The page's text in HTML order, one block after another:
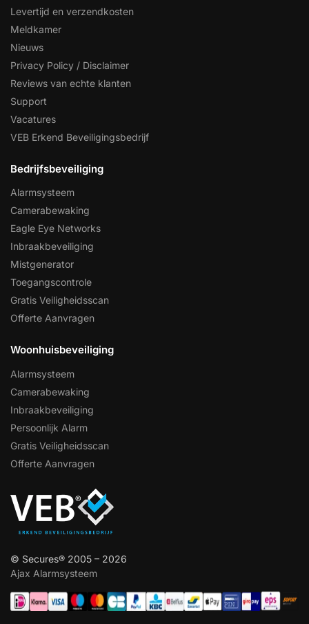
Levertijd en verzendkosten
Meldkamer
Nieuws
Privacy Policy / Disclaimer
Reviews van echte klanten
Support
Vacatures
VEB Erkend Beveiligingsbedrijf
Bedrijfsbeveiliging
Alarmsysteem
Camerabewaking
Eagle Eye Networks
Inbraakbeveiliging
Mistgenerator
Toegangscontrole
Gratis Veiligheidsscan
Offerte Aanvragen
Woonhuisbeveiliging
Alarmsysteem
Camerabewaking
Inbraakbeveiliging
Persoonlijk Alarm
Gratis Veiligheidsscan
Offerte Aanvragen
© Secures® 2005 – 2026
Ajax Alarmsysteem